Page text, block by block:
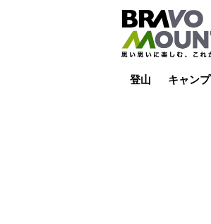
登山 キャンプ